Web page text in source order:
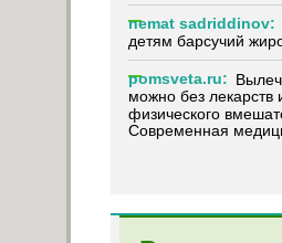
nemat sadriddinov:
детям барсучий
pomsveta.ru:
можно без лекарств
физического
Современная